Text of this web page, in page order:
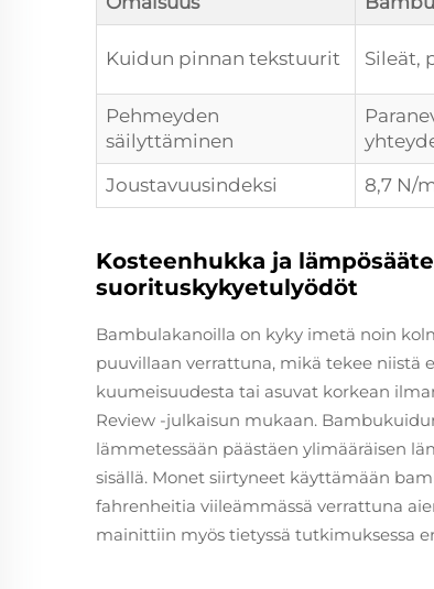
Kuidun pinnan tekstuurit Sileät,
Pehmeyden
säilyttäminen
Joustavuusindeksi 8,7 N/
Kosteenhukka ja
suorituskykyetulyödöt
Bambulakanoilla on kyky imetä noin
puuvillaan verrattuna, mikä tekee niistä
kuumeisuudesta tai asuvat korkean
Review -julkaisun mukaan.
lämmetessään päästäen ylimääräisen
sisällä. Monet siirtyneet käyttämään
fahrenheitia viileämmässä verrattuna
mainittiin myös tietyssä tutkimuksessa